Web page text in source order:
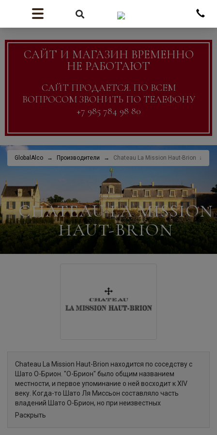
САЙТ И МАГАЗИН ВРЕМЕННО
НЕ РАБОТАЮТ
САЙТ ПРОДАЕТСЯ. ПО ВСЕМ
ВОПРОСОМ ЗВОНИТЬ ПО ТЕЛЕФОНУ
+7 985 784 98 80
GlobalAlco Производители Chateau La Mission Haut-Brion
CHATEAU LA MISSION
HAUT-BRION
Chateau La Mission Haut-Brion находится по соседству с
Шато О-Брион. "О-Брион" было общим названием
местности, и первое упоминание о ней восходит к XIV
веку. Когда-то Шато Ля Миссьон составляло часть
владений Шато О-Брион, но при неизвестных
обстоятельствах стало самостоятельным поместьем. С
Раскрыть